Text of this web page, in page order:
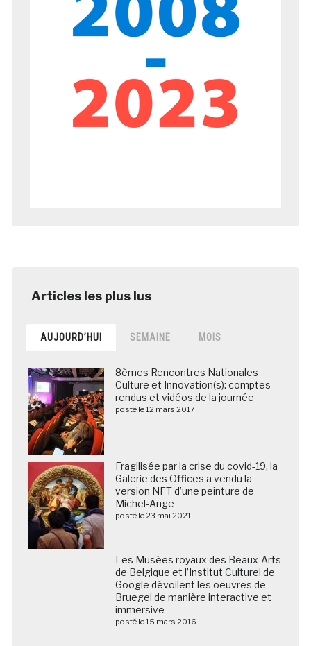
AUJOURD’HUI SEMAINE MOIS
8èmes Rencontres Nationales
Culture et Innovation(s): comptes-
rendus et vidéos de la journée
posté le 12 mars 2017
Fragilisée par la crise du covid-19, la
Galerie des Offices a vendu la
version NFT d’une peinture de
Michel-Ange
posté le 23 mai 2021
Les Musées royaux des Beaux-Arts
de Belgique et l’Institut Culturel de
Google dévoilent les oeuvres de
Bruegel de manière interactive et
immersive
posté le 15 mars 2016